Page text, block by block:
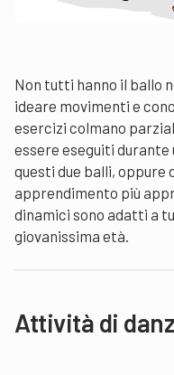
Non tutti hanno il ballo
ideare movimenti e
esercizi colmano
essere eseguiti durante
questi due balli, oppure
apprendimento più
dinamici sono adatti a
giovanissima età.
Attività di